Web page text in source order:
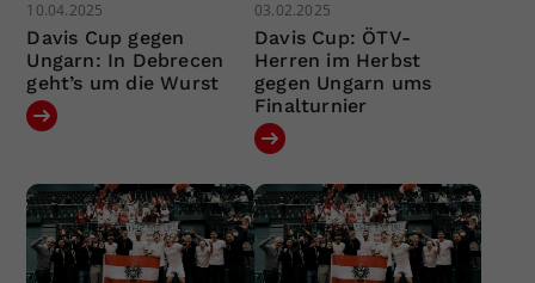
10.04.2025
Davis Cup gegen
Ungarn: In Debrecen
geht’s um die Wurst
03.02.2025
Davis Cup: ÖTV-
Herren im Herbst
gegen Ungarn ums
Finalturnier